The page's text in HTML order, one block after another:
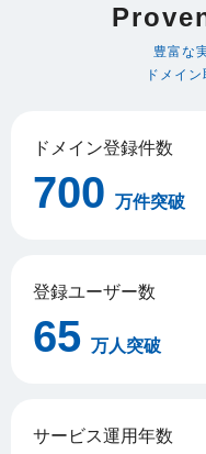
豊富な
ドメイ
ドメイン登録件数
700 万件突破
登録ユーザー数
65 万人突破
サービス運用年数